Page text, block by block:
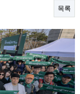
목록